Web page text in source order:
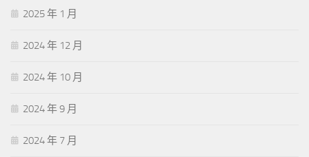
2025 年 1 月
2024 年 12 月
2024 年 10 月
2024 年 9 月
2024 年 7 月